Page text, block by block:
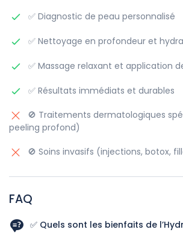
✅ Diagnostic de peau personnalisé
✅ Nettoyage en profondeur et
✅ Massage relaxant et application
✅ Résultats immédiats et durables
🚫 Traitements dermatologiques
peeling profond)
🚫 Soins invasifs (injections, botox,
FAQ
✅ Quels sont les bienfaits de